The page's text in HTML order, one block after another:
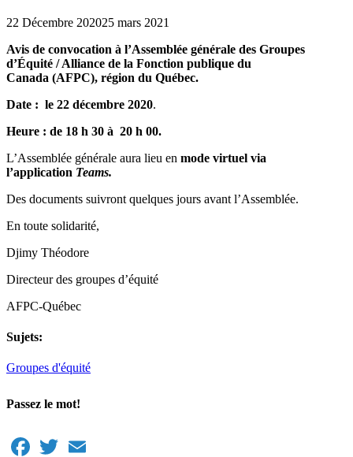
22 Décembre 202025 mars 2021
Avis de convocation à l’Assemblée générale des Groupes
d’Équité / Alliance de la Fonction publique du
Canada (AFPC), région du Québec.
Date : le 22 décembre 2020.
Heure : de 18 h 30 à 20 h 00.
L’Assemblée générale aura lieu en mode virtuel via
l’application Teams.
Des documents suivront quelques jours avant l’Assemblée.
En toute solidarité,
Djimy Théodore
Directeur des groupes d’équité
AFPC-Québec
Sujets:
Groupes d'équité
Passez le mot!
Facebook
Twitter